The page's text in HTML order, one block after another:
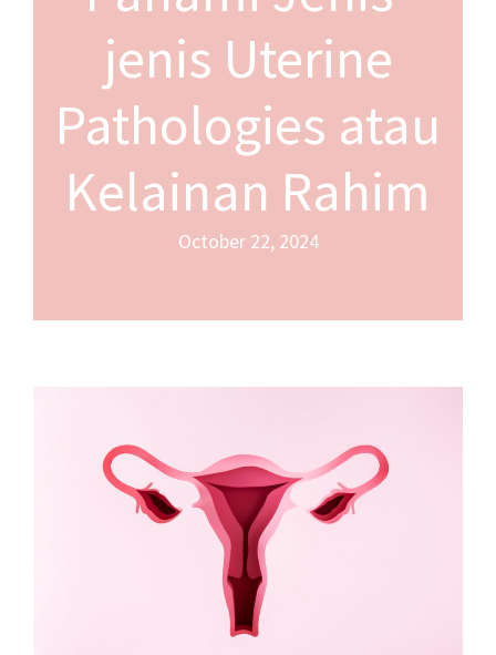
jenis Uterine
Pathologies atau
Kelainan Rahim
October 22, 2024